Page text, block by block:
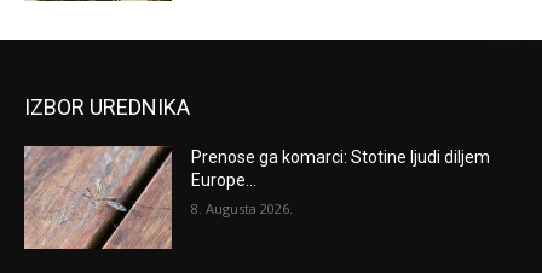
IZBOR UREDNIKA
Prenose ga komarci: Stotine ljudi diljem
Europe...
8. Augusta 2026.